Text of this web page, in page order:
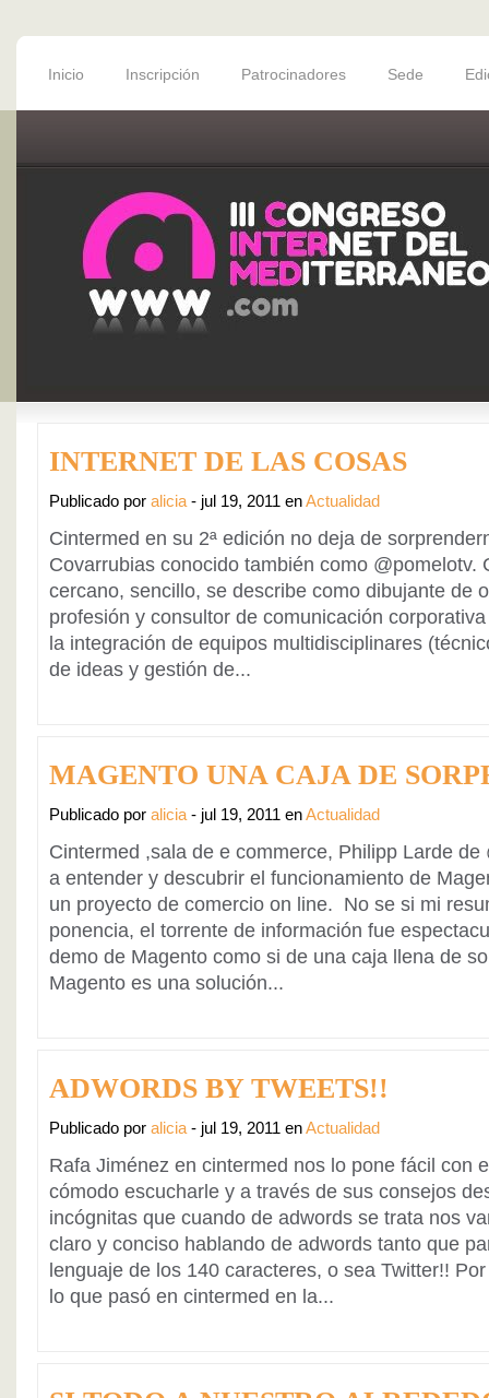
Inicio Inscripción Patrocinadores Sede
INTERNET DE LAS COSAS
Publicado por alicia - jul 19, 2011 enActualidad
Cintermed en su 2ª edición no deja de
Covarrubias conocido también como @pomelotv.
cercano, sencillo, se describe como dibujante de
profesión y consultor de comunicación
la integración de equipos multidisciplinares
de ideas y gestión de...
MAGENTO UNA CAJA DE
Publicado por alicia - jul 19, 2011 enActualidad
Cintermed ,sala de e commerce, Philipp Larde de
a entender y descubrir el funcionamiento de
un proyecto de comercio on line. No se si mi
ponencia, el torrente de información fue
demo de Magento como si de una caja llena de
Magento es una solución...
ADWORDS BY TWEETS!!
Publicado por alicia - jul 19, 2011 enActualidad
Rafa Jiménez en cintermed nos lo pone fácil con
cómodo escucharle y a través de sus consejos
incógnitas que cuando de adwords se trata nos
claro y conciso hablando de adwords tanto que
lenguaje de los 140 caracteres, o sea Twitter!!
lo que pasó en cintermed en la...